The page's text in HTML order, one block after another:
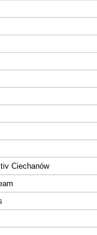
Ciechanów